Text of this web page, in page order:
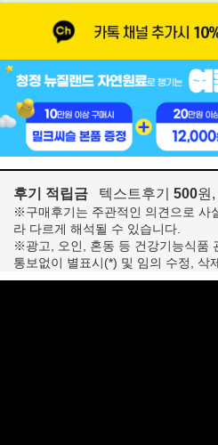
후기 적립금 텍스트후기 500원,
※구매후기는 주관적인 의견으로 사
라 다르게 해석될 수 있습니다.
※광고, 오인, 혼동 등 건강기능식품
통보없이 별표시(*) 및 임의 수정, 삭